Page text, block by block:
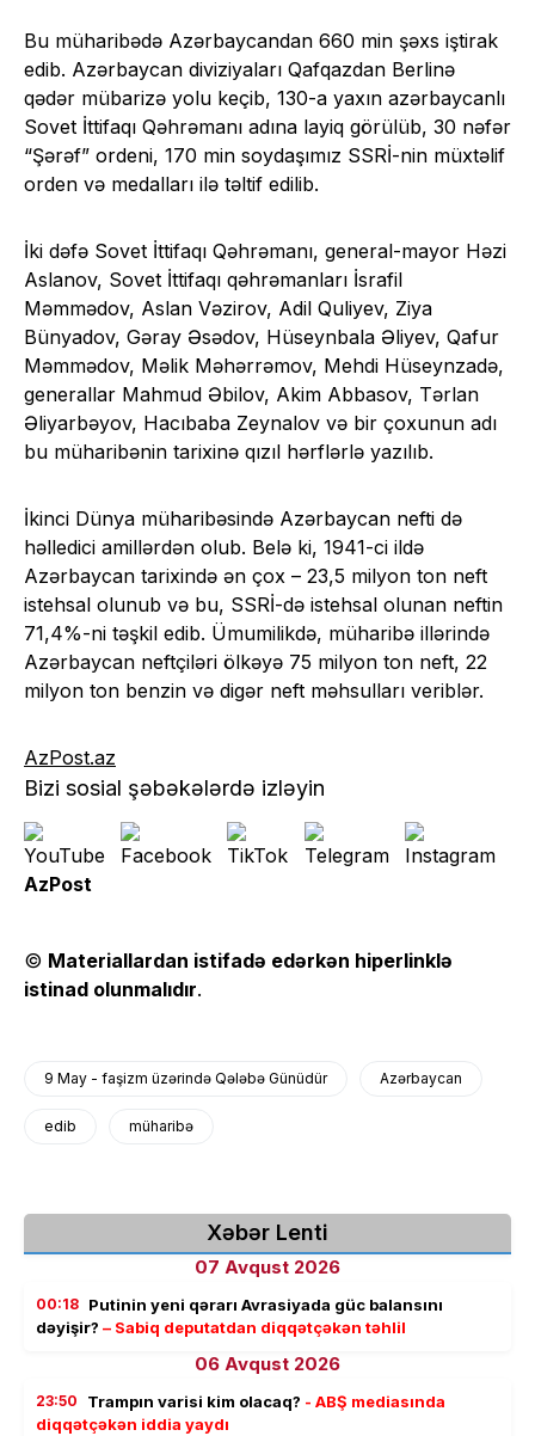
Bu müharibədə Azərbaycandan 660 min şəxs iştirak
edib. Azərbaycan diviziyaları Qafqazdan Berlinə
qədər mübarizə yolu keçib, 130-a yaxın azərbaycanlı
Sovet İttifaqı Qəhrəmanı adına layiq görülüb, 30 nəfər
“Şərəf” ordeni, 170 min soydaşımız SSRİ-nin müxtəlif
orden və medalları ilə təltif edilib.
İki dəfə Sovet İttifaqı Qəhrəmanı, general-mayor Həzi
Aslanov, Sovet İttifaqı qəhrəmanları İsrafil
Məmmədov, Aslan Vəzirov, Adil Quliyev, Ziya
Bünyadov, Gəray Əsədov, Hüseynbala Əliyev, Qafur
Məmmədov, Məlik Məhərrəmov, Mehdi Hüseynzadə,
generallar Mahmud Əbilov, Akim Abbasov, Tərlan
Əliyarbəyov, Hacıbaba Zeynalov və bir çoxunun adı
bu müharibənin tarixinə qızıl hərflərlə yazılıb.
İkinci Dünya müharibəsində Azərbaycan nefti də
həlledici amillərdən olub. Belə ki, 1941-ci ildə
Azərbaycan tarixində ən çox – 23,5 milyon ton neft
istehsal olunub və bu, SSRİ-də istehsal olunan neftin
71,4%-ni təşkil edib. Ümumilikdə, müharibə illərində
Azərbaycan neftçiləri ölkəyə 75 milyon ton neft, 22
milyon ton benzin və digər neft məhsulları veriblər.
AzPost.az
Bizi sosial şəbəkələrdə izləyin
AzPost
© Materiallardan istifadə edərkən hiperlinklə
istinad olunmalıdır.
9 May - faşizm üzərində Qələbə Günüdür Azərbaycan
edib müharibə
Xəbər Lenti
07 Avqust 2026
00:18 Putinin yeni qərarı Avrasiyada güc balansını
dəyişir? – Sabiq deputatdan diqqətçəkən təhlil
06 Avqust 2026
23:50 Trampın varisi kim olacaq? - ABŞ mediasında
diqqətçəkən iddia yaydı